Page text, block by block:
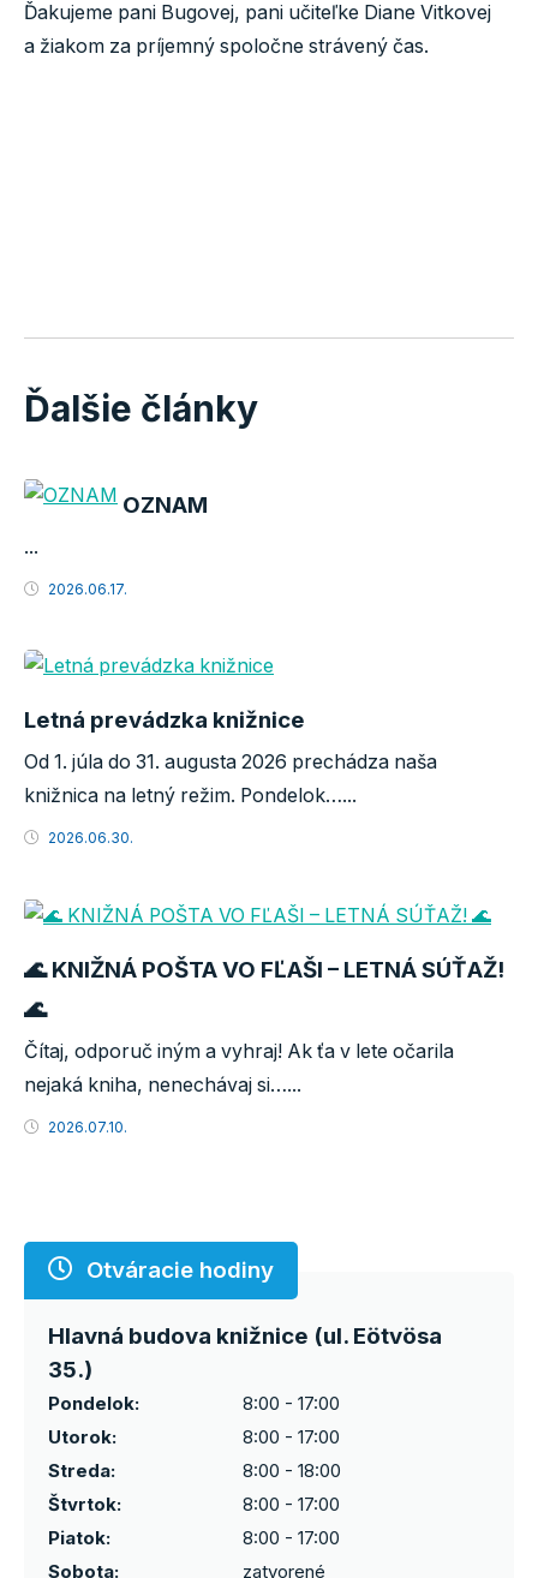
Ďakujeme pani Bugovej, pani učiteľke Diane Vitkovej
a žiakom za príjemný spoločne strávený čas.
Ďalšie články
OZNAM
...
2026.06.17.
Letná prevádzka knižnice
Od 1. júla do 31. augusta 2026 prechádza naša
knižnica na letný režim. Pondelok…...
2026.06.30.
🌊 KNIŽNÁ POŠTA VO FĽAŠI – LETNÁ SÚŤAŽ!
🌊
Čítaj, odporuč iným a vyhraj! Ak ťa v lete očarila
nejaká kniha, nenechávaj si…...
2026.07.10.
Otváracie hodiny
Hlavná budova knižnice (ul. Eötvösa
35.)
Pondelok:
8:00 - 17:00
Utorok:
8:00 - 17:00
Streda:
8:00 - 18:00
Štvrtok:
8:00 - 17:00
Piatok:
8:00 - 17:00
Sobota:
zatvorené